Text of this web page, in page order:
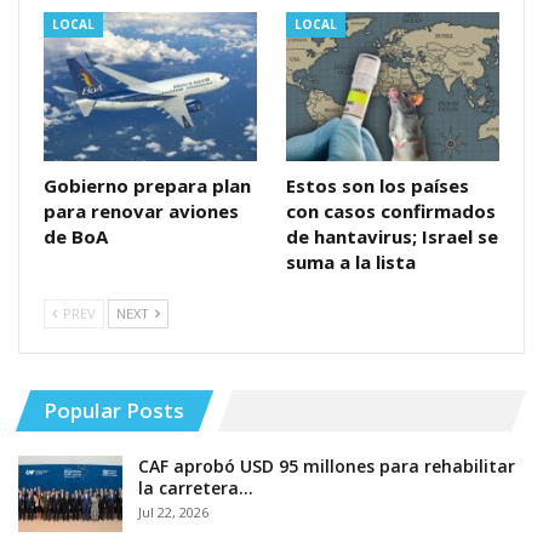
LOCAL
Gobierno prepara plan
para renovar aviones
de BoA
LOCAL
Estos son los países
con casos confirmados
de hantavirus; Israel se
suma a la lista
PREV NEXT
Popular Posts
CAF aprobó USD 95 millones para rehabilitar
la carretera…
Jul 22, 2026